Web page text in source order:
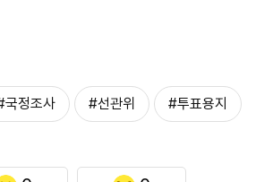
국정조사 #선관위 #투표용지